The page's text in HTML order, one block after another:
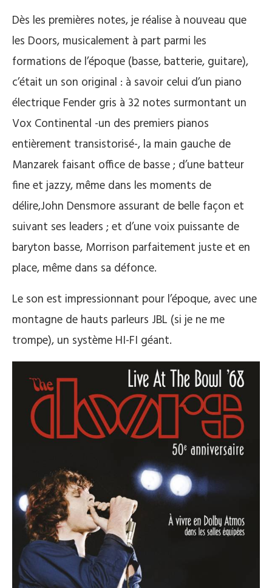
Dès les premières notes, je réalise à nouveau que
les Doors, musicalement à part parmi les
formations de l’époque (basse, batterie, guitare),
c’était un son original : à savoir celui d’un piano
électrique Fender gris à 32 notes surmontant un
Vox Continental -un des premiers pianos
entièrement transistorisé-, la main gauche de
Manzarek faisant office de basse ; d’une batteur
fine et jazzy, même dans les moments de
délire,John Densmore assurant de belle façon et
suivant ses leaders ; et d’une voix puissante de
baryton basse, Morrison parfaitement juste et en
place, même dans sa défonce.
Le son est impressionnant pour l’époque, avec une
montagne de hauts parleurs JBL (si je ne me
trompe), un système HI-FI géant.